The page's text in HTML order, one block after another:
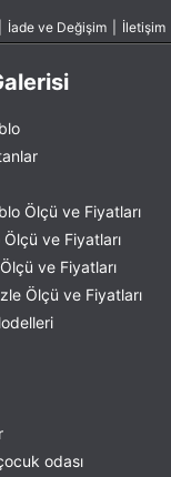
İade ve Değişim İletişim
Ölçü ve Fiyatları
ve Fiyatları
ve Fiyatları
Ölçü ve Fiyatları
odası